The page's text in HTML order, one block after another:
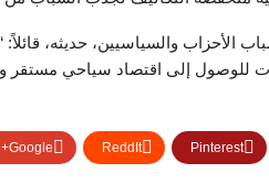
والسياسيين، حديثه، قائلاً:
للوصول إلى اقتصاد سياحي مستقر
Google+ ReddIt Pinterest